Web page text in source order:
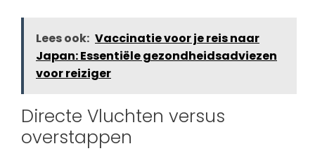
Lees ook: Vaccinatie voor je reis naar
Japan: Essentiële gezondheidsadviezen
voor reiziger
Directe Vluchten versus
overstappen